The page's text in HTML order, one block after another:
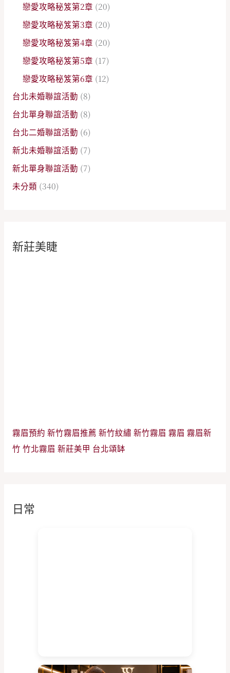
戀愛攻略秘笈第2章 (20)
戀愛攻略秘笈第3章 (20)
戀愛攻略秘笈第4章 (20)
戀愛攻略秘笈第5章 (17)
戀愛攻略秘笈第6章 (12)
台北未婚聯誼活動 (8)
台北單身聯誼活動 (8)
台北二婚聯誼活動 (6)
新北未婚聯誼活動 (7)
新北單身聯誼活動 (7)
未分類 (340)
新莊美睫
霧眉預約 新竹霧眉推薦 新竹紋繡 新竹霧眉 霧眉 霧眉新
竹 竹北霧眉 新莊美甲 台北頌缽
日常